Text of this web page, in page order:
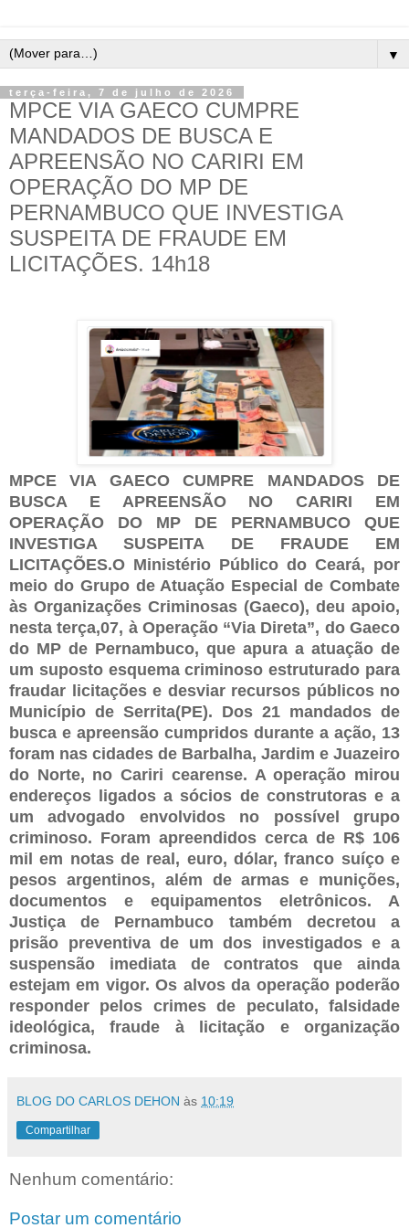
▼
terça-feira, 7 de julho de 2026
MPCE VIA GAECO CUMPRE
MANDADOS DE BUSCA E
APREENSÃO NO CARIRI EM
OPERAÇÃO DO MP DE
PERNAMBUCO QUE INVESTIGA
SUSPEITA DE FRAUDE EM
LICITAÇÕES. 14h18
MPCE VIA GAECO CUMPRE MANDADOS DE
BUSCA E APREENSÃO NO CARIRI EM
OPERAÇÃO DO MP DE PERNAMBUCO QUE
INVESTIGA SUSPEITA DE FRAUDE EM
LICITAÇÕES.O Ministério Público do Ceará, por
meio do Grupo de Atuação Especial de Combate
às Organizações Criminosas (Gaeco), deu apoio,
nesta terça,07, à Operação “Via Direta”, do Gaeco
do MP de Pernambuco, que apura a atuação de
um suposto esquema criminoso estruturado para
fraudar licitações e desviar recursos públicos no
Município de Serrita(PE). Dos 21 mandados de
busca e apreensão cumpridos durante a ação, 13
foram nas cidades de Barbalha, Jardim e Juazeiro
do Norte, no Cariri cearense. A operação mirou
endereços ligados a sócios de construtoras e a
um advogado envolvidos no possível grupo
criminoso. Foram apreendidos cerca de R$ 106
mil em notas de real, euro, dólar, franco suíço e
pesos argentinos, além de armas e munições,
documentos e equipamentos eletrônicos. A
Justiça de Pernambuco também decretou a
prisão preventiva de um dos investigados e a
suspensão imediata de contratos que ainda
estejam em vigor. Os alvos da operação poderão
responder pelos crimes de peculato, falsidade
ideológica, fraude à licitação e organização
criminosa.
BLOG DO CARLOS DEHON às 10:19
Compartilhar
Nenhum comentário:
Postar um comentário